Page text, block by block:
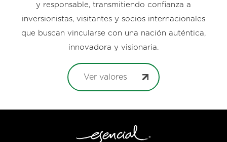
y responsable, transmitiendo confianza a
inversionistas, visitantes y socios internacionales
que buscan vincularse con una nación auténtica,
innovadora y visionaria.
Ver valores